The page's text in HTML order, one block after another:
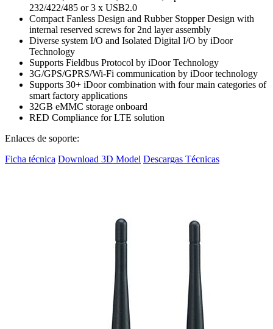
232/422/485 or 3 x USB2.0
Compact Fanless Design and Rubber Stopper Design with
internal reserved screws for 2nd layer assembly
Diverse system I/O and Isolated Digital I/O by iDoor
Technology
Supports Fieldbus Protocol by iDoor Technology
3G/GPS/GPRS/Wi-Fi communication by iDoor technology
Supports 30+ iDoor combination with four main categories of
smart factory applications
32GB eMMC storage onboard
RED Compliance for LTE solution
Enlaces de soporte:
Ficha técnica Download 3D Model Descargas Técnicas